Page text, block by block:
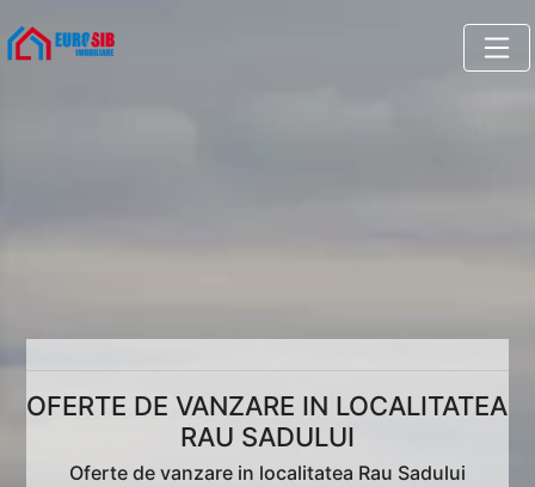
OFERTE DE VANZARE IN LOCALITATEA
RAU SADULUI
Oferte de vanzare in localitatea Rau Sadului